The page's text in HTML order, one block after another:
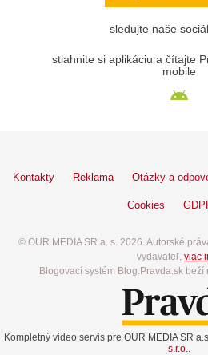
sledujte naše
stiahnite si aplikáciu a čítajte
mobile
Kontakty Reklama Otázky a
Cookies
© OUR MEDIA SR a. s. 2026. Autorské
vydavateľ, viac
Blogovací systém Blog.Pravda.sk beží
Kompletný video servis pre OUR MEDIA SR
s.r.o.